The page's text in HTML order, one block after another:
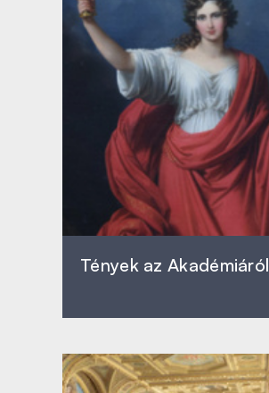
Tények az Akadémiáról